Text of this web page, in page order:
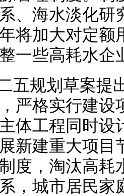
、海水淡化研
将加大对定额
一些高耗水企
五规划草案提
严格实行建设
体工程同时设
新建重大项目
度，淘汰高耗
，城市居民家